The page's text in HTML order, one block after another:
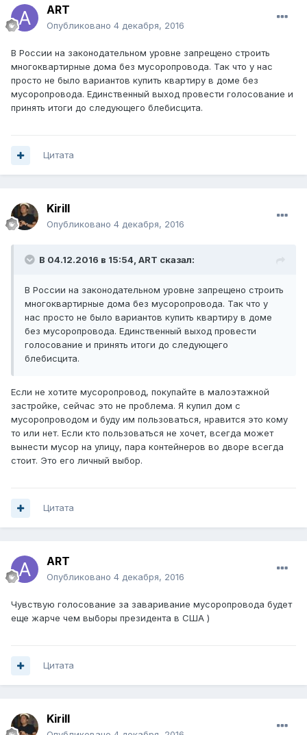
ART
Опубликовано 4 декабря, 2016
В России на законодательном уровне запрещено строить
многоквартирные дома без мусоропровода. Так что у нас
просто не было вариантов купить квартиру в доме без
мусоропровода. Единственный выход провести голосование и
принять итоги до следующего блебисцита.
Цитата
Kirill
Опубликовано 4 декабря, 2016
В 04.12.2016 в 15:54, ART сказал:
В России на законодательном уровне запрещено строить
многоквартирные дома без мусоропровода. Так что у
нас просто не было вариантов купить квартиру в доме
без мусоропровода. Единственный выход провести
голосование и принять итоги до следующего
блебисцита.
Если не хотите мусоропровод, покупайте в малоэтажной
застройке, сейчас это не проблема. Я купил дом с
мусоропроводом и буду им пользоваться, нравится это кому
то или нет. Если кто пользоваться не хочет, всегда может
вынести мусор на улицу, пара контейнеров во дворе всегда
стоит. Это его личный выбор.
Цитата
ART
Опубликовано 4 декабря, 2016
Чувствую голосование за заваривание мусоропровода будет
еще жарче чем выборы президента в США )
Цитата
Kirill